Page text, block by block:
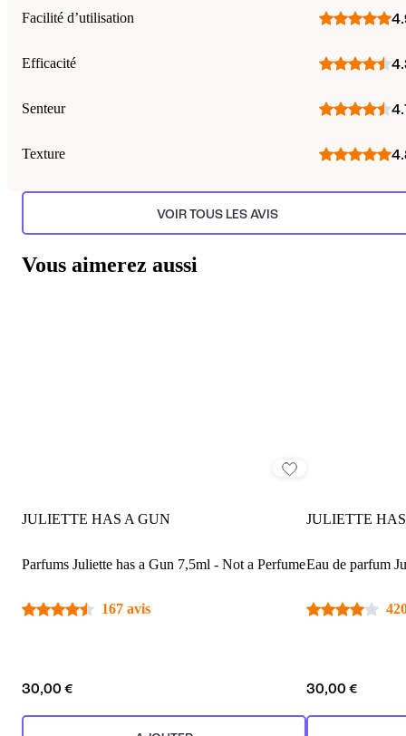
Facilité d’utilisation
Efficacité
Senteur
Texture
VOIR TOUS LES AVIS
Vous aimerez aussi
JULIETTE HAS A GUN
Parfums Juliette has a Gun 7,5ml - Not a Perfume
167 avis
30,00 €
JULIETTE
Eau de parfum
30,00 €